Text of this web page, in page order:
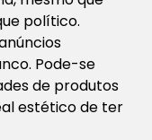
político.
Pode-se
de produtos
estético de ter